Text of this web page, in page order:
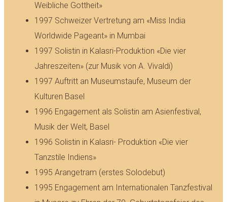
Weibliche Gottheit»
1997 Schweizer Vertretung am «Miss India
Worldwide Pageant» in Mumbai
1997 Solistin in Kalasri-Produktion «Die vier
Jahreszeiten» (zur Musik von A. Vivaldi)
1997 Auftritt an Museumstaufe, Museum der
Kulturen Basel
1996 Engagement als Solistin am Asienfestival,
Musik der Welt, Basel
1996 Solistin in Kalasri- Produktion «Die vier
Tanzstile Indiens»
1995 Arangetram (erstes Solodebut)
1995 Engagement am Internationalen Tanzfestival